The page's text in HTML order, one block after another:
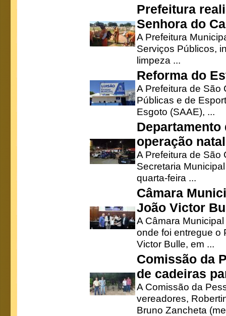
Prefeitura
Senhora do
A Prefeitura
Serviços Públicos,
limpeza ...
Reforma do
A Prefeitura de São
Públicas e de
Esgoto (SAAE), ...
operação
A Prefeitura de São
Secretaria
quarta-feira ...
Câmara
João Victor
A Câmara
onde foi entregue o
Victor Bulle, em ...
Comissão da
de cadeiras
A Comissão da
vereadores,
Bruno Zancheta